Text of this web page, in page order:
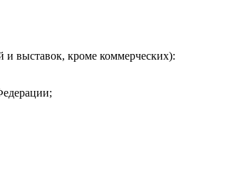
и выставок, кроме коммерческих):